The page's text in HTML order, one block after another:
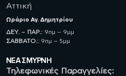
Αττική
Ωράριο Αγ. Δημητρίου
ΔΕΥ. – ΠΑΡ.: 9πμ – 9μμ
ΣΑΒBATO.: 9πμ – 5μμ
ΝΈΑ ΣΜΥΡΝΗ
Τηλεφωνικές Παραγγελίες: